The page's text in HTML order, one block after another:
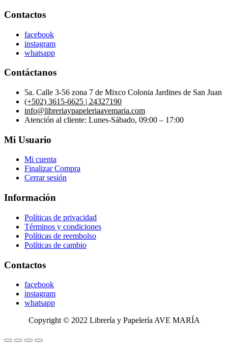
Contactos
facebook
instagram
whatsapp
Contáctanos
5a. Calle 3-56 zona 7 de Mixco Colonia Jardines de San Juan
(+502) 3615-6625 | 24327190
info@libreriaypapeleriaavemaria.com
Atención al cliente: Lunes-Sábado, 09:00 – 17:00
Mi Usuario
Mi cuenta
Finalizar Compra
Cerrar sesión
Información
Políticas de privacidad
Términos y condiciones
Políticas de reembolso
Políticas de cambio
Contactos
facebook
instagram
whatsapp
Copyright © 2022 Librería y Papelería AVE MARÍA